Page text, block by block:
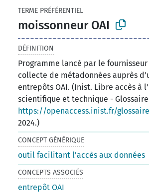
TERME PRÉFÉRENTIEL
moissonneur OAI
DÉFINITION
Programme lancé par le
collecte de métadonnées auprès
entrepôts OAI. (Inist. Libre accès à
scientifique et technique -
https://openaccess.inist.fr/
2024.)
CONCEPT GÉNÉRIQUE
outil facilitant l'accès aux données
CONCEPTS ASSOCIÉS
entrepôt OAI